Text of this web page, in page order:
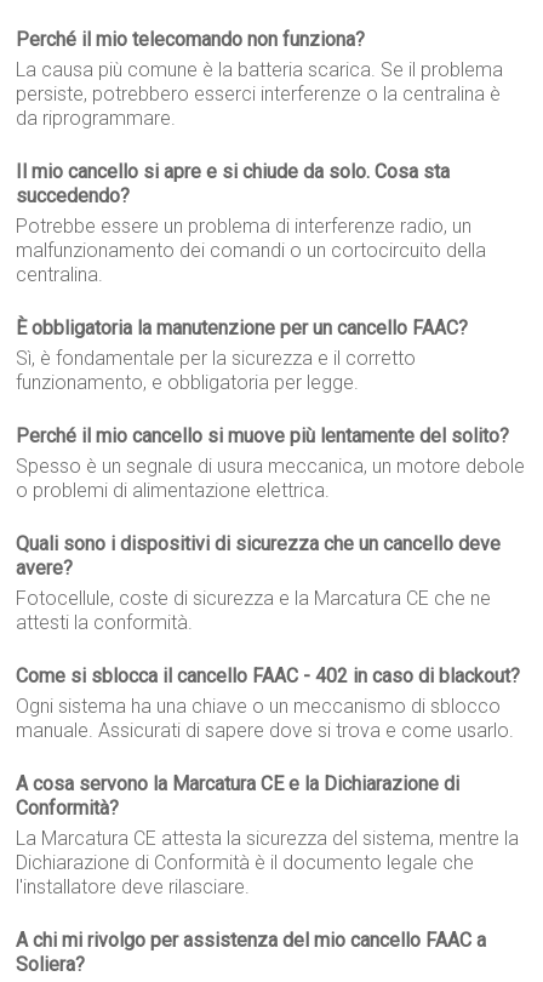
Perché il mio telecomando non funziona?
La causa più comune è la batteria scarica. Se il problema
persiste, potrebbero esserci interferenze o la centralina è
da riprogrammare.
Il mio cancello si apre e si chiude da solo. Cosa sta
succedendo?
Potrebbe essere un problema di interferenze radio, un
malfunzionamento dei comandi o un cortocircuito della
centralina.
È obbligatoria la manutenzione per un cancello FAAC?
Sì, è fondamentale per la sicurezza e il corretto
funzionamento, e obbligatoria per legge.
Perché il mio cancello si muove più lentamente del solito?
Spesso è un segnale di usura meccanica, un motore debole
o problemi di alimentazione elettrica.
Quali sono i dispositivi di sicurezza che un cancello deve
avere?
Fotocellule, coste di sicurezza e la Marcatura CE che ne
attesti la conformità.
Come si sblocca il cancello FAAC - 402 in caso di blackout?
Ogni sistema ha una chiave o un meccanismo di sblocco
manuale. Assicurati di sapere dove si trova e come usarlo.
A cosa servono la Marcatura CE e la Dichiarazione di
Conformità?
La Marcatura CE attesta la sicurezza del sistema, mentre la
Dichiarazione di Conformità è il documento legale che
l'installatore deve rilasciare.
A chi mi rivolgo per assistenza del mio cancello FAAC a
Soliera?